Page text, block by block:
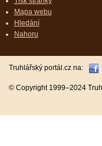
Mapa webu
Hledání
Nahoru
Truhlářský portál.cz na:
© Copyright 1999–2024